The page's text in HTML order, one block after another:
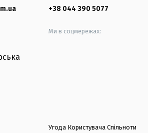
+38 044 390 5077
Ми в соцмережах:
Угода Користувача Спільноти